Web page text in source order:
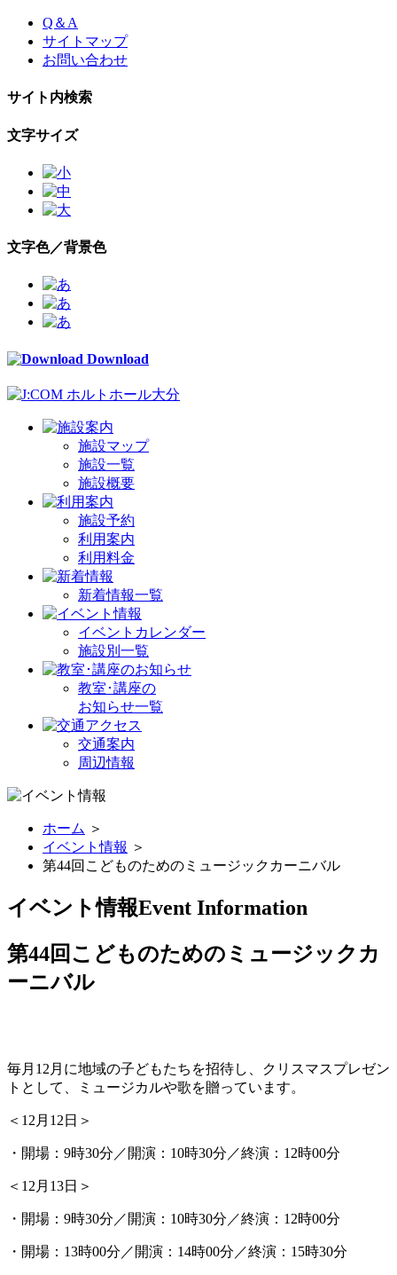
Skip
content
Q＆A
サイトマップ
お問い合わせ
サイト内検索
文字サイズ
文字色／背景色
Download
施設マップ
施設一覧
施設概要
施設予約
利用案内
利用料金
新着情報一覧
イベントカレンダー
施設別一覧
教室･講座の
お知らせ一覧
交通案内
周辺情報
ホーム ＞
イベント情報 ＞
第44回こどものためのミュージックカーニバル
イベント情報Event Information
第44回こどものためのミュージックカ
ーニバル
毎月12月に地域の子どもたちを招待し、クリスマスプレゼン
トとして、ミュージカルや歌を贈っています。
＜12月12日＞
・開場：9時30分／開演：10時30分／終演：12時00分
＜12月13日＞
・開場：9時30分／開演：10時30分／終演：12時00分
・開場：13時00分／開演：14時00分／終演：15時30分